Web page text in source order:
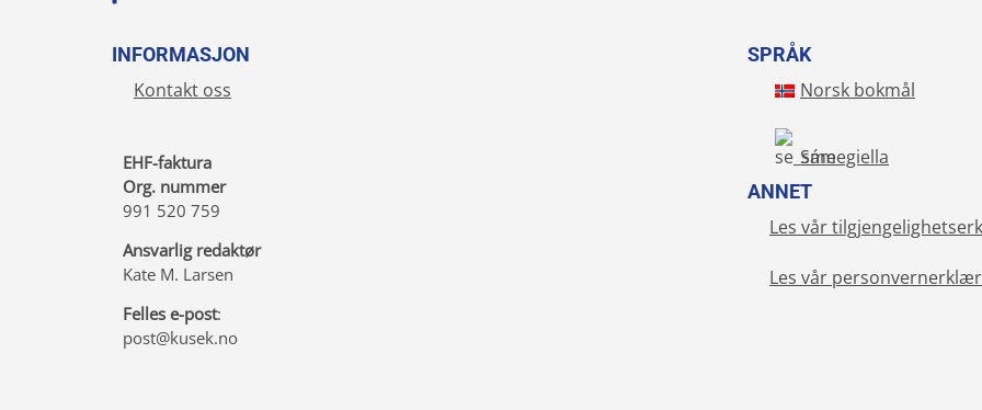
INFORMASJON
Kontakt oss
EHF-faktura
Org. nummer
991 520 759
Ansvarlig redaktør
Kate M. Larsen
Felles e-post:
post@kusek.no
SPRÅK
Norsk bokmål
Sámegiella
ANNET
Les vår
Les vår